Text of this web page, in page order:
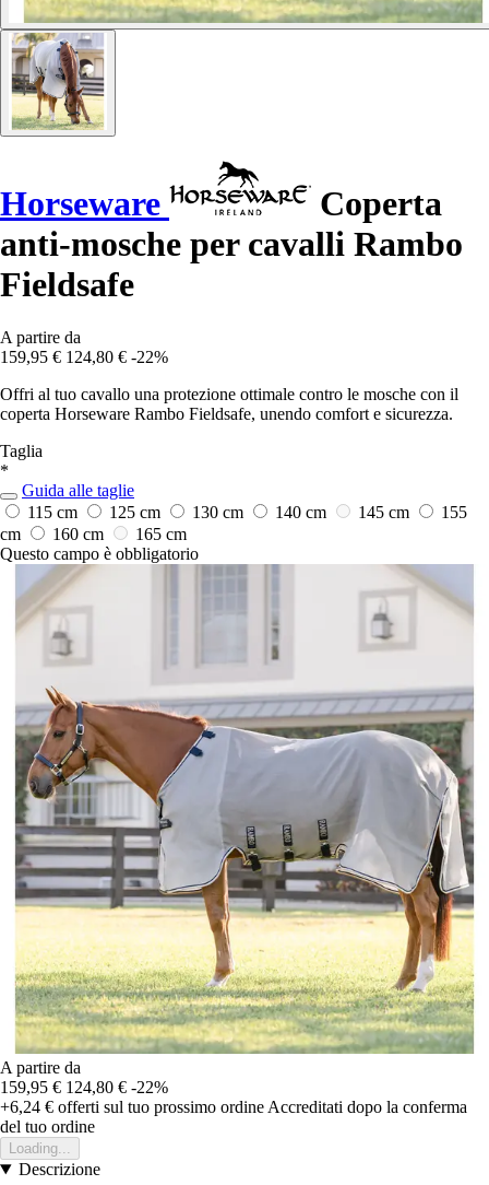
Horseware
Coperta
anti-mosche per cavalli Rambo
Fieldsafe
A partire da
159,95 € 124,80 € -22%
Offri al tuo cavallo una protezione ottimale contro le mosche con il
coperta Horseware Rambo Fieldsafe, unendo comfort e sicurezza.
Taglia
*
Guida alle taglie
115 cm
125 cm 130 cm 140 cm 145 cm
155
cm
160 cm
165 cm
Questo campo è obbligatorio
A partire da
159,95 € 124,80 € -22%
+6,24 € offerti sul tuo prossimo ordine Accreditati dopo la conferma
del tuo ordine
Loading...
Descrizione